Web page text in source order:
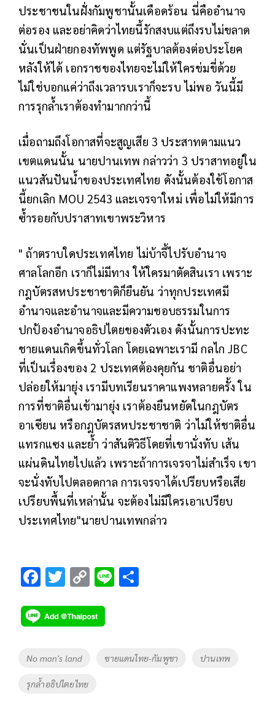
ประชาชนในฝั่งกัมพูชานั้นเดือดร้อน นี่คืออำนาจ
ต่อรอง และอย่าคิดว่าไทยนี้รักสงบแต่ถึงรบไม่ขลาด
นั่นเป็นฝ่ายกองทัพพูด แต่รัฐบาลต้องต่อประโยค
หลังให้ได้ เอกราชของไทยจะไม่ให้ใครข่มขี่ด้วย
ไม่ใช่บอกแค่ว่าถึงเวลารบเราก็จะรบ ไม่พอ วันนี้มี
การรุกล้ำเราต้องทำมากกว่านี้
เมื่อถามถึงโอกาสที่จะสูญเสีย 3 ประสาทตามแนว
เขตแดนนั้น นายปานเทพ กล่าวว่า 3 ปราสาทอยู่ใน
แนวสันปันน้ำของประเทศไทย ดังนั้นต้องใช้โอกาส
นี้ยกเลิก MOU 2543 และเจรจาใหม่ เพื่อไม่ให้มีการ
ซ้ำรอยกับปราสาทเขาพระวิหาร
" ถ้าตราบใดประเทศไทย ไม่บ้าจี้ไปรับอำนาจ
ศาลโลกอีก เราก็ไม่มีทาง ให้ใครมาตัดสินเรา เพราะ
กฎบัตรสหประชาชาติก็ยืนยัน ว่าทุกประเทศมี
อำนาจและอำนาจและมีความชอบธรรมในการ
ปกป้องอำนาจอธิปไตยของตัวเอง ดังนั้นการปะทะ
ชายแดนเกิดขึ้นทั่วโลก โดยเฉพาะเรามี กลไก JBC
ที่เป็นเรื่องของ 2 ประเทศต้องคุยกัน ชาติอื่นอย่า
ปล่อยให้มายุ่ง เรามีบทเรียนราคาแพงหลายครั้ง ใน
การที่ชาติอื่นเข้ามายุ่ง เราต้องยืนหยัดในกฎบัตร
อาเซียน หรือกฎบัตรสหประชาชาติ ว่าไม่ให้ชาติอื่น
แทรกแซง และย้ำ ว่าสันติวิธีโดยที่เขานั่งทับ เส้น
แผ่นดินไทยไปแล้ว เพราะถ้าการเจรจาไม่สำเร็จ เขา
จะนั่งทับไปตลอดกาล การเจรจาได้เปรียบหรือเสีย
เปรียบพื้นที่เหล่านั้น จะต้องไม่มีใครเอาเปรียบ
ประเทศไทย"นายปานเทพกล่าว
F
e
b
o
o
k
T
tt
er
C
p
y
Li
Li
Tags
No man's land ชายแดนไทย-กัมพูชา ปานเทพ
รุกล้ำอธิปไตยไทย